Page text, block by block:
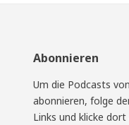
Abonnieren
Um die Podcasts von
abonnieren, folge
Links und klicke